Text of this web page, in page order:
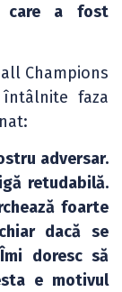
care a fost
Champions
faza
adversar.
retudabilă.
foarte
dacă se
doresc să
e motivul